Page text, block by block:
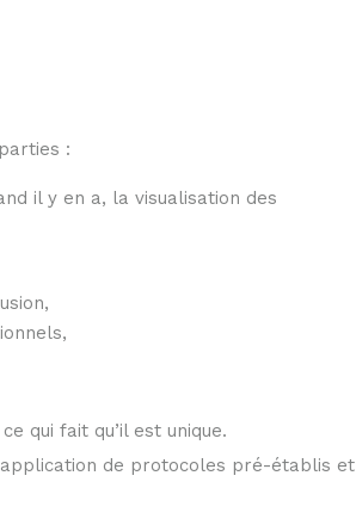
:
il y en a, la visualisation des
qui fait qu’il est unique.
de protocoles pré-établis et